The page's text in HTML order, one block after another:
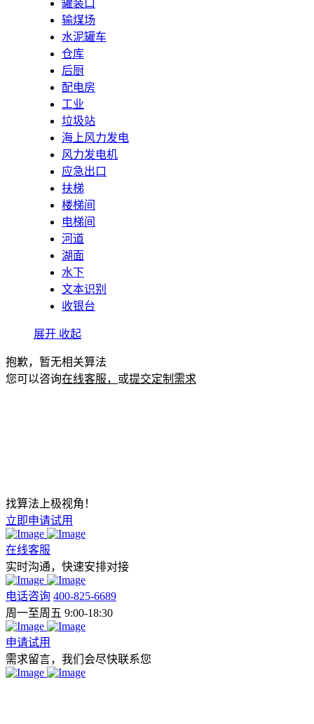
罐装口
输煤场
水泥罐车
仓库
后厨
配电房
工业
垃圾站
海上风力发电
风力发电机
应急出口
扶梯
楼梯间
电梯间
河道
湖面
水下
文本识别
收银台
展开 收起
抱歉，暂无相关算法
您可以咨询在线客服， 或提交定制需求
找算法上极视角！
立即申请试用
在线客服
实时沟通，快速安排对接
电话咨询 400-825-6689
周一至周五 9:00-18:30
申请试用
需求留言，我们会尽快联系您